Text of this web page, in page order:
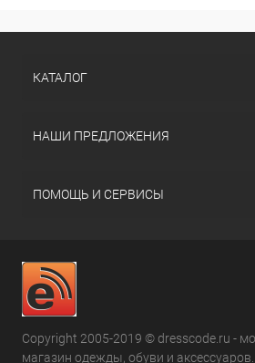
КАТАЛОГ
НАШИ ПРЕДЛОЖЕНИЯ
ПОМОЩЬ И СЕРВИСЫ
Copyright 2005-2019 © dresscode.ru -
магазин одежды, обуви и